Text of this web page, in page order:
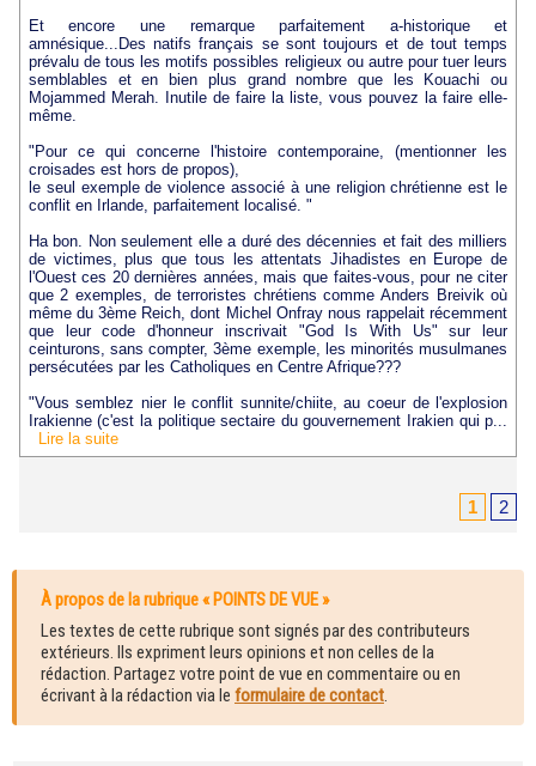
Et encore une remarque parfaitement a-historique et
amnésique...Des natifs français se sont toujours et de tout temps
prévalu de tous les motifs possibles religieux ou autre pour tuer leurs
semblables et en bien plus grand nombre que les Kouachi ou
Mojammed Merah. Inutile de faire la liste, vous pouvez la faire elle-
même.
"Pour ce qui concerne l'histoire contemporaine, (mentionner les
croisades est hors de propos),
le seul exemple de violence associé à une religion chrétienne est le
conflit en Irlande, parfaitement localisé. "
Ha bon. Non seulement elle a duré des décennies et fait des milliers
de victimes, plus que tous les attentats Jihadistes en Europe de
l'Ouest ces 20 dernières années, mais que faites-vous, pour ne citer
que 2 exemples, de terroristes chrétiens comme Anders Breivik où
même du 3ème Reich, dont Michel Onfray nous rappelait récemment
que leur code d'honneur inscrivait "God Is With Us" sur leur
ceinturons, sans compter, 3ème exemple, les minorités musulmanes
persécutées par les Catholiques en Centre Afrique???
"Vous semblez nier le conflit sunnite/chiite, au coeur de l'explosion
Irakienne (c'est la politique sectaire du gouvernement Irakien qui p...
Lire la suite
1 2
À propos de la rubrique « POINTS DE VUE »
Les textes de cette rubrique sont signés par des contributeurs
extérieurs. Ils expriment leurs opinions et non celles de la
rédaction. Partagez votre point de vue en commentaire ou en
écrivant à la rédaction via le formulaire de contact.